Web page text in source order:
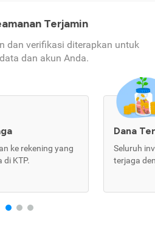
Terjamin
dan verifikasi diterapkan untuk
dan akun Anda.
ke rekening yang
KTP.
Dana
Seluruh
terjaga